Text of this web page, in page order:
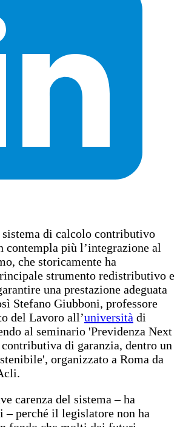
di calcolo contributivo
contempla più l’integrazione al
che storicamente ha
strumento redistributivo e
una prestazione adeguata
Stefano Giubboni, professore
del Lavoro all’università di
al seminario 'Previdenza Next
di garanzia, dentro un
organizzato a Roma da
carenza del sistema – ha
– perché il legislatore non ha